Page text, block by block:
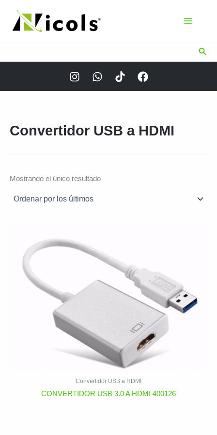
contenido
Convertidor USB a HDMI
Mostrando el único resultado
Convertidor USB a HDMI
CONVERTIDOR USB 3.0 A HDMI 400126